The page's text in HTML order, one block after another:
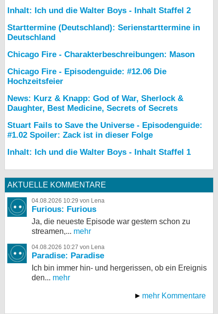
Inhalt: Ich und die Walter Boys - Inhalt Staffel 2
Starttermine (Deutschland): Serienstarttermine in
Deutschland
Chicago Fire - Charakterbeschreibungen: Mason
Chicago Fire - Episodenguide: #12.06 Die
Hochzeitsfeier
News: Kurz & Knapp: God of War, Sherlock &
Daughter, Best Medicine, Secrets of Secrets
Stuart Fails to Save the Universe - Episodenguide:
#1.02 Spoiler: Zack ist in dieser Folge
Inhalt: Ich und die Walter Boys - Inhalt Staffel 1
AKTUELLE KOMMENTARE
04.08.2026 10:29 von Lena
Furious: Furious
Ja, die neueste Episode war gestern schon zu
streamen,... mehr
04.08.2026 10:27 von Lena
Paradise: Paradise
Ich bin immer hin- und hergerissen, ob ein Ereignis
den... mehr
mehr Kommentare